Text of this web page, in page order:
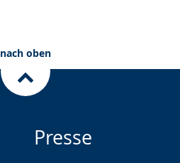
nach oben
Presse